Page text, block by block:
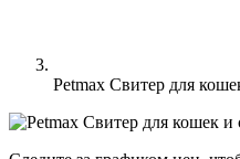
Petmax Свитер для